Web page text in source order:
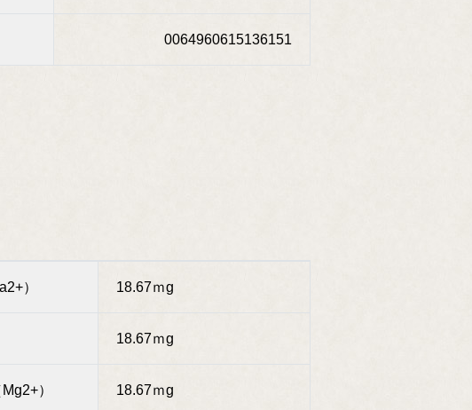
0064960615136151
） 18.67ｍg
18.67ｍg
） 18.67ｍg